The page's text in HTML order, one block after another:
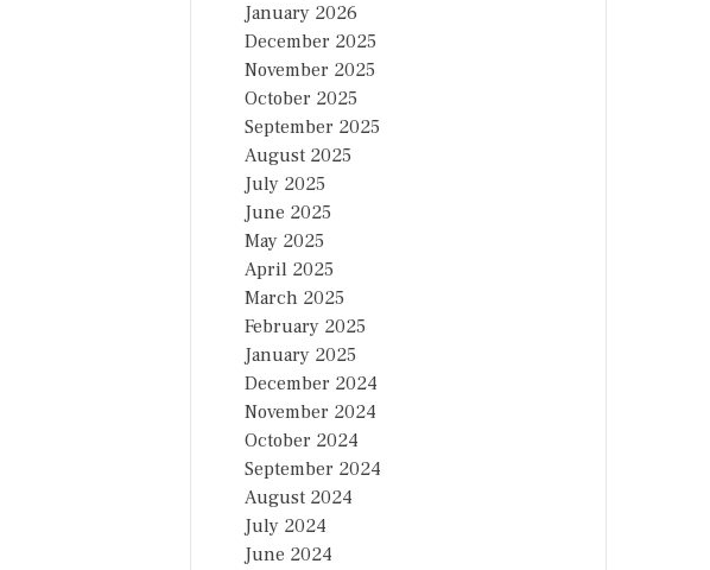
January 2026
December 2025
November 2025
October 2025
September 2025
August 2025
July 2025
June 2025
May 2025
April 2025
March 2025
February 2025
January 2025
December 2024
November 2024
October 2024
September 2024
August 2024
July 2024
June 2024